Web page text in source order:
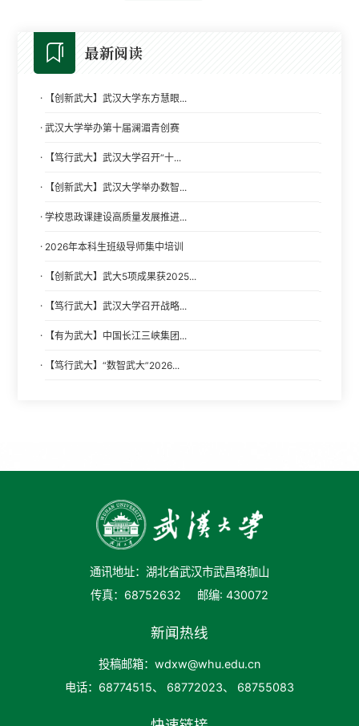
最新阅读
· 【创新武大】武汉大学东方慧眼...
· 武汉大学举办第十届澜湄青创赛
· 【笃行武大】武汉大学召开“十...
· 【创新武大】武汉大学举办数智...
· 学校思政课建设高质量发展推进...
· 2026年本科生班级导师集中培训
· 【创新武大】武大5项成果获2025...
· 【笃行武大】武汉大学召开战略...
· 【有为武大】中国长江三峡集团...
· 【笃行武大】“数智武大”2026...
通讯地址：湖北省武汉市武昌珞珈山
传真：68752632
邮编: 430072
新闻热线
投稿邮箱：wdxw@whu.edu.cn
电话：68774515、 68772023、 68755083